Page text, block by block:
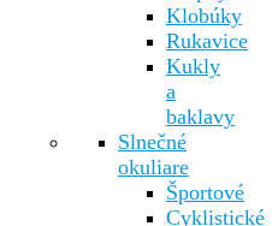
Klobúky
Rukavice
Kukly
a
baklavy
Slnečné
okuliare
Športové
Cyklistické